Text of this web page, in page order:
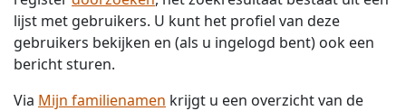
lijst met gebruikers. U kunt het profiel van deze
gebruikers bekijken en (als u ingelogd bent) ook een
bericht sturen.
Via Mijn familienamen krijgt u een overzicht van de